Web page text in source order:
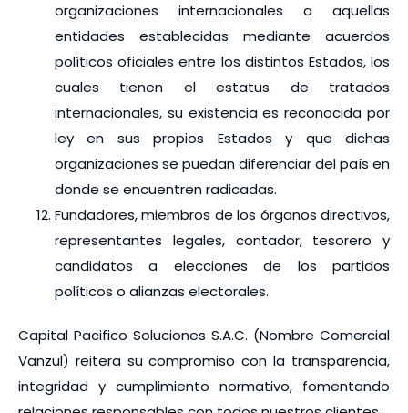
organizaciones internacionales a aquellas
entidades establecidas mediante acuerdos
políticos oficiales entre los distintos Estados, los
cuales tienen el estatus de tratados
internacionales, su existencia es reconocida por
ley en sus propios Estados y que dichas
organizaciones se puedan diferenciar del país en
donde se encuentren radicadas.
Fundadores, miembros de los órganos directivos,
representantes legales, contador, tesorero y
candidatos a elecciones de los partidos
políticos o alianzas electorales.
Capital Pacifico Soluciones S.A.C. (Nombre Comercial
Vanzul) reitera su compromiso con la transparencia,
integridad y cumplimiento normativo, fomentando